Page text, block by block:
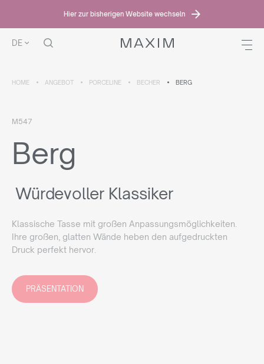
Hier zur bisherigen Website wechseln
DE
HOME ANGEBOT PORCELINE BECHER BERG
M547
Berg
Würdevoller Klassiker
Klassische Tasse mit großen Anpassungsmöglichkeiten.
Ihre großen, glatten Wände heben den aufgedruckten
Druck perfekt hervor.
PRÄSENTATION